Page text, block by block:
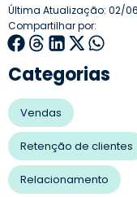
Última Atualização: 02/
Compartilhar por:
Categorias
Vendas
Retenção de clientes
Relacionamento